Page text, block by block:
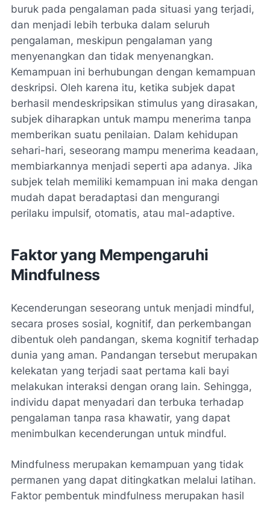
buruk pada pengalaman pada situasi yang terjadi,
dan menjadi lebih terbuka dalam seluruh
pengalaman, meskipun pengalaman yang
menyenangkan dan tidak menyenangkan.
Kemampuan ini berhubungan dengan kemampuan
deskripsi. Oleh karena itu, ketika subjek dapat
berhasil mendeskripsikan stimulus yang dirasakan,
subjek diharapkan untuk mampu menerima tanpa
memberikan suatu penilaian. Dalam kehidupan
sehari-hari, seseorang mampu menerima keadaan,
membiarkannya menjadi seperti apa adanya. Jika
subjek telah memiliki kemampuan ini maka dengan
mudah dapat beradaptasi dan mengurangi
perilaku impulsif, otomatis, atau mal-adaptive.
Faktor yang Mempengaruhi
Mindfulness
Kecenderungan seseorang untuk menjadi mindful,
secara proses sosial, kognitif, dan perkembangan
dibentuk oleh pandangan, skema kognitif terhadap
dunia yang aman. Pandangan tersebut merupakan
kelekatan yang terjadi saat pertama kali bayi
melakukan interaksi dengan orang lain. Sehingga,
individu dapat menyadari dan terbuka terhadap
pengalaman tanpa rasa khawatir, yang dapat
menimbulkan kecenderungan untuk mindful.
Mindfulness merupakan kemampuan yang tidak
permanen yang dapat ditingkatkan melalui latihan.
Faktor pembentuk mindfulness merupakan hasil